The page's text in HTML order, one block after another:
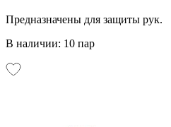
Предназначены для защиты рук.
В наличии: 10 пар